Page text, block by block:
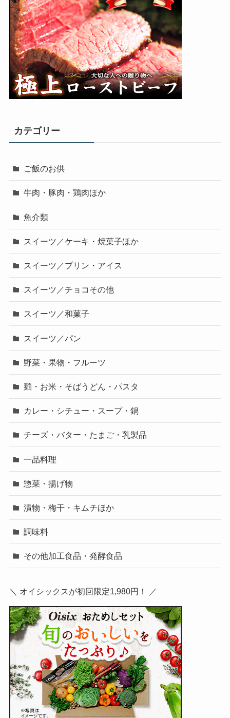
カテゴリー
ご飯のお供
牛肉・豚肉・鶏肉ほか
魚介類
スイーツ／ケーキ・焼菓子ほか
スイーツ／プリン・アイス
スイーツ／チョコその他
スイーツ／和菓子
スイーツ／パン
野菜・果物・フルーツ
麺・お米・そばうどん・パスタ
カレー・シチュー・スープ・鍋
チーズ・バター・たまご・乳製品
一品料理
惣菜・揚げ物
漬物・梅干・キムチほか
調味料
その他加工食品・発酵食品
＼ オイシックスが初回限定1,980円！ ／